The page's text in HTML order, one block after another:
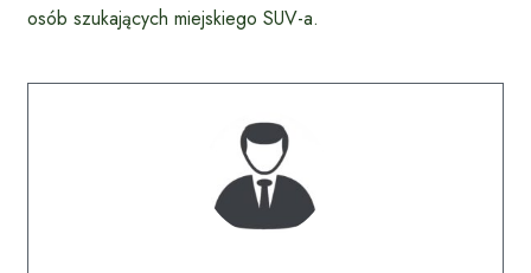
osób szukających miejskiego SUV-a.